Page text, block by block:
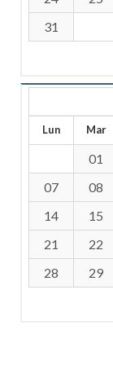
31
Lun Mar
01
07
08
14
15
21
22
28
29